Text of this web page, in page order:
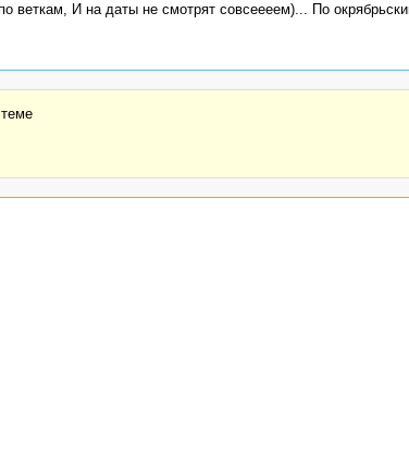
веткам, И на даты не смотрят совсеееем)... По